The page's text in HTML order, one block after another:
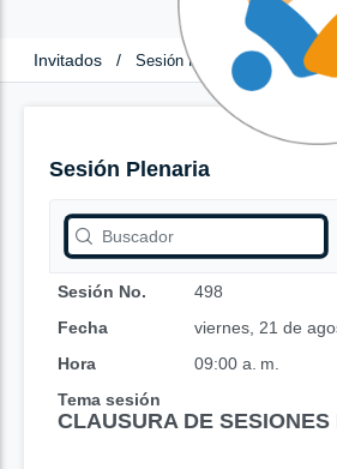
Invitados / Sesión Plenaria
Sesión Plenaria
Sesión No.
498
Fecha
viernes, 21 de
Hora
09:00 a. m.
Tema sesión
CLAUSURA DE